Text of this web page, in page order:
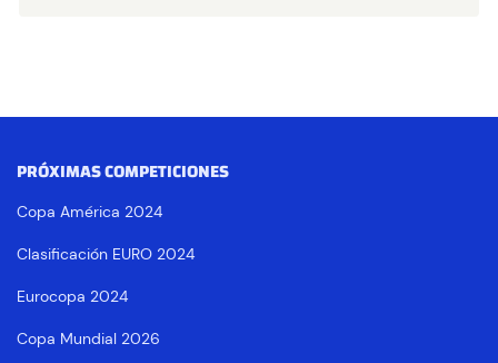
PRÓXIMAS COMPETICIONES
Copa América 2024
Clasificación EURO 2024
Eurocopa 2024
Copa Mundial 2026